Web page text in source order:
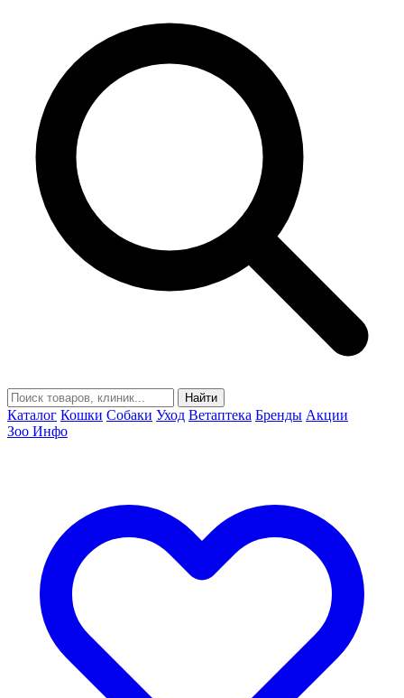
Найти
Каталог Кошки Собаки Уход Ветаптека Бренды Акции
Зоо Инфо